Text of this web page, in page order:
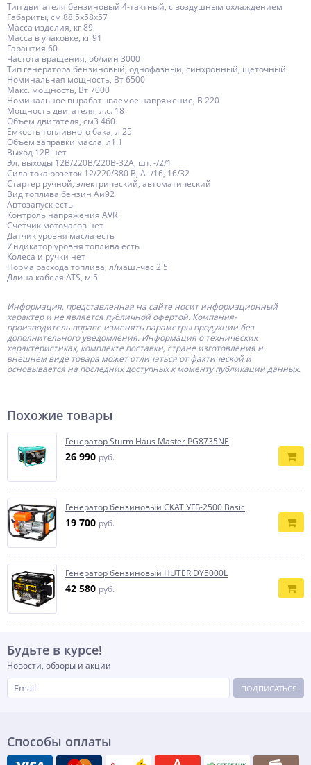
Тип двигателя бензиновый 4-тактный, с воздушным охлаждением
Габариты, см 88.5х58x57
Масса изделия, кг 89
Масса в упаковке, кг 91
Гарантия 60
Частота вращения, об/мин 3000
Тип генератора бензиновый, однофазный, синхронный, щеточный
Номинальная мощность, Вт 6500
Макс. мощность, Вт 7000
Номинальное вырабатываемое напряжение, В 220
Мощность двигателя, л.с. 18
Объем двигателя, см3 460
Емкость топливного бака, л 25
Объем заправки масла, л1.1
Выход 12В нет
Эл. выходы 12В/220В/220В-32А, шт. -/2/1
Сила тока розеток 12/220/380 В, А -/16, 16/32
Стартер ручной, электрический, автоматический
Вид топлива бензин Аи92
Автозапуск есть
Контроль напряжения AVR
Счетчик моточасов нет
Датчик уровня масла есть
Индикатор уровня топлива есть
Колеса и ручки нет
Норма расхода топлива, л/маш.-час 2.5
Длина кабеля ATS, м 5
Информация, представленная на сайте носит информационный
характер и не является публичной офертой. Компания-
производитель вправе изменять параметры продукции без
дополнительного уведомления. Информация о технических
характеристиках, комплекте поставки, стране изготовления и
внешнем виде товара может отличаться от фактической и
основывается на последних доступных к моменту публикации данных.
Похожие товары
Генератор Sturm Haus Master PG8735NE
26 990 руб.
Генератор бензиновый СКАТ УГБ-2500 Basic
19 700 руб.
Генератор бензиновый HUTER DY5000L
42 580 руб.
Будьте в курсе!
Новости, обзоры и акции
ПОДПИСАТЬСЯ
Способы оплаты